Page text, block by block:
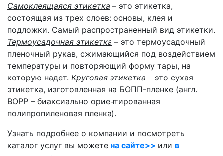
Самоклеящаяся этикетка – это этикетка,
состоящая из трех слоев: основы, клея и
подложки. Самый распространенный вид этикетки.
Термоусадочная этикетка – это термоусадочный
пленочный рукав, сжимающийся под воздействием
температуры и повторяющий форму тары, на
которую надет. Круговая этикетка – это сухая
этикетка, изготовленная на БОПП-пленке (англ.
ВОРР – биаксиально ориентированная
полипропиленовая пленка).
Узнать подробнее о компании и посмотреть
каталог услуг вы можете на сайте>> или в